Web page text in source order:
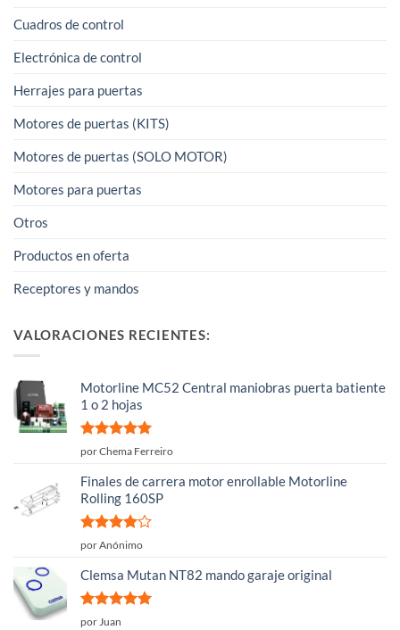
Cuadros de control
Electrónica de control
Herrajes para puertas
Motores de puertas (KITS)
Motores de puertas (SOLO MOTOR)
Motores para puertas
Otros
Productos en oferta
Receptores y mandos
VALORACIONES RECIENTES:
Motorline MC52 Central maniobras puerta batiente
1 o 2 hojas
Valorado
por Chema Ferreiro
Finales de carrera motor enrollable Motorline
Rolling 160SP
Valorado
5
por Anónimo
Clemsa Mutan NT82 mando garaje original
Valorado
por Juan